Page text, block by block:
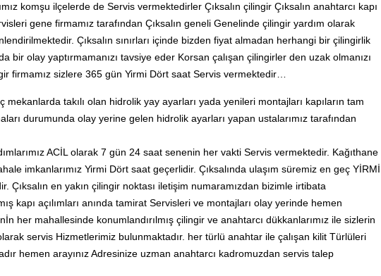
komşu ilçelerde de Servis vermektedirler Çıksalın çilingir Çıksalın anahtarcı kapı
gene firmamız tarafından Çıksalın geneli Genelinde çilingir yardım olarak
Çıksalın sınırları içinde bizden fiyat almadan herhangi bir çilingirlik
bir olay yaptırmamanızı tavsiye eder Korsan çalışan çilingirler den uzak olmanızı
firmamız sizlere 365 gün Yirmi Dört saat Servis vermektedir…
mekanlarda takılı olan hidrolik yay ayarları yada yenileri montajları kapıların tam
durumunda olay yerine gelen hidrolik ayarları yapan ustalarımız tarafından
ACİL olarak 7 gün 24 saat senenin her vakti Servis vermektedir. Kağıthane
imkanlarımız Yirmi Dört saat geçerlidir. Çıksalında ulaşım süremiz en geç YİRMİ
Çıksalın en yakın çilingir noktası iletişim numaramızdan bizimle irtibata
kapı açılımları anında tamirat Servisleri ve montajları olay yerinde hemen
her mahallesinde konumlandırılmış çilingir ve anahtarcı dükkanlarımız ile sizlerin
servis Hizmetlerimiz bulunmaktadır. her türlü anahtar ile çalışan kilit Türlüleri
hemen arayınız Adresinize uzman anahtarcı kadromuzdan servis talep